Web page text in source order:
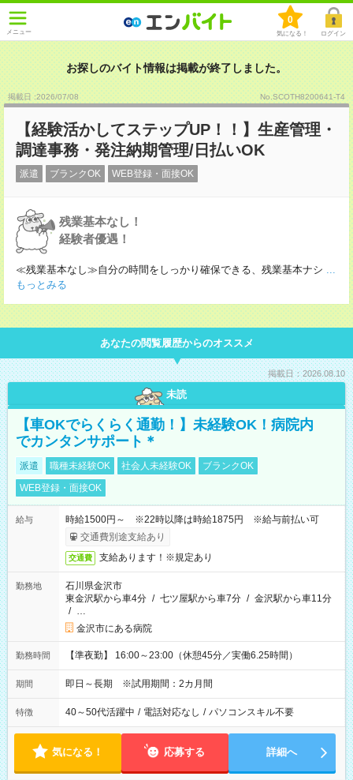
メニュー
0
気になる！ ログイン
お探しのバイト情報は掲載が終了しました。
掲載日 :2026/07/08 No.SCOTH8200641-T4
【経験活かしてステップUP！！】生産管理・
調達事務・発注納期管理/日払いOK
派遣 ブランクOK WEB登録・面接OK
残業基本なし！
経験者優遇！
≪残業基本なし≫自分の時間をしっかり確保できる、残業基本ナシ ...
もっとみる
あなたの閲覧履歴からのオススメ
掲載日：2026.08.10
未読
【車OKでらくらく通勤！】未経験OK！病院内
でカンタンサポート＊
派遣 職種未経験OK 社会人未経験OK
ブランクOK
WEB登録・面接OK
給与
時給1500円～ ※22時以降は時給1875円 ※給与前払い可
交通費別途支給あり
交通費 支給あります！※規定あり
勤務地
石川県金沢市
東金沢駅から車4分 / 七ツ屋駅から車7分 / 金沢駅から車11分
/ …
金沢市にある病院
勤務時間 【準夜勤】 16:00～23:00（休憩45分／実働6.25時間）
期間 即日～長期 ※試用期間：2カ月間
特徴 40～50代活躍中 / 電話対応なし / パソコンスキル不要
気になる！ 応募する 詳細へ